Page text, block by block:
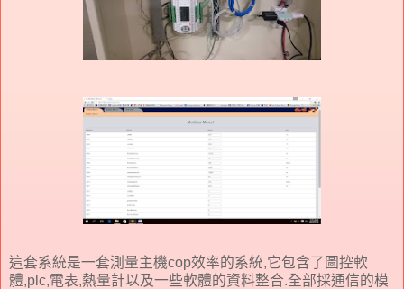
這套系統是一套測量主機cop效率的系統,它包含了圖控軟
體,plc,電表,熱量計以及一些軟體的資料整合.全部採通信的模